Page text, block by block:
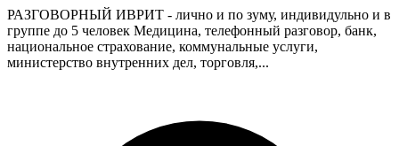
РАЗГОВОРНЫЙ ИВРИТ - лично и по зуму, индивидульно и в
группе до 5 человек Медицина, телефонный разговор, банк,
национальное страхование, коммунальные услуги,
министерство внутренних дел, торговля,...